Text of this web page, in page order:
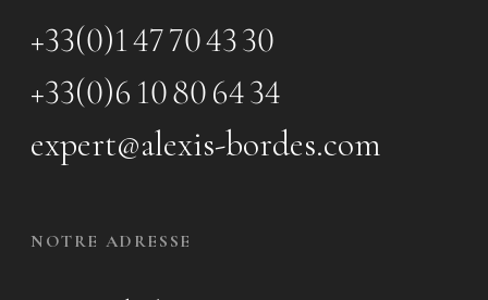
+33(0)1 47 70 43 30
+33(0)6 10 80 64 34
expert@alexis-bordes.com
NOTRE ADRESSE